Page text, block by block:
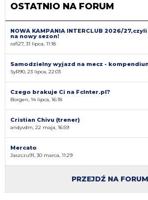
OSTATNIO NA FORUM
NOWA KAMPANIA INTERCLUB 2026/
na nowy sezon!
rafi27, 31 lipca, 11:18
Samodzielny wyjazd na mecz -
SyR90, 23 lipca, 22:03
Czego brakuje Ci na FcInter.pl?
Borgen, 14 lipca, 16:18
Cristian Chivu (trener)
andyvdm, 22 maja, 16:59
Mercato
Jaszczu91, 30 marca, 11:29
PRZEJDŹ NA FORUM